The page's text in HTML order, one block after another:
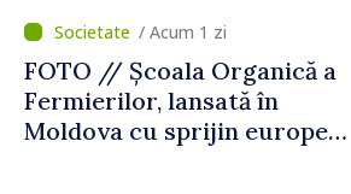
„catastrofă naturală”
/ Acum 1 zi
FOTO // Școala Organică a
Fermierilor, lansată în
Moldova cu sprijin european